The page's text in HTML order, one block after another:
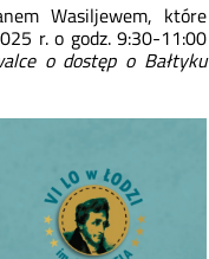
Wasiljewem, które
r. o godz. 9:30-11:00
o dostęp o Bałtyku